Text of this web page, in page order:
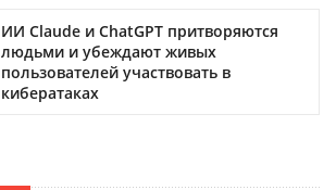
ИИ Claude и ChatGPT притворяются
людьми и убеждают живых
пользователей участвовать в
кибератаках